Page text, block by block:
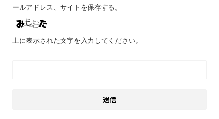
ールアドレス、サイトを保存する。
上に表示された文字を入力してください。